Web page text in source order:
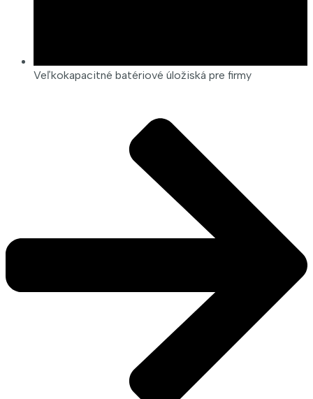
Veľkokapacitné batériové úložiská pre firmy